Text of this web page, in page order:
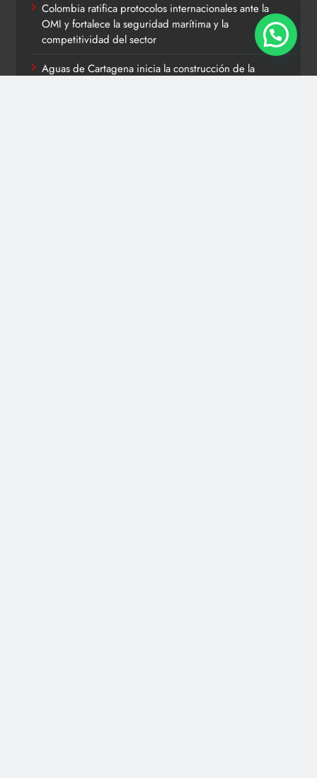
Colombia ratifica protocolos internacionales ante la
OMI y fortalece la seguridad marítima y la
competitividad del sector
Aguas de Cartagena inicia la construcción de la